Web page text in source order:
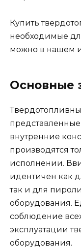
Купить
необходимые
можно в нашем
Основные
внутренние
производятся
исполнении.
идентичен как
так и для
оборудования.
соблюдение
эксплуатации
оборудования.